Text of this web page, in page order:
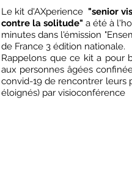
Le kit d'AXperience"senior
contre la solitude" a été à
minutes dans l'émission
de France 3 édition nationale.
Rappelons que ce kit a pour
aux personnes âgées
convid-19 de rencontrer leurs
éloignés) par visioconférence